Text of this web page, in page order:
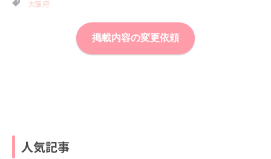
大阪府
掲載内容の変更依頼
人気記事